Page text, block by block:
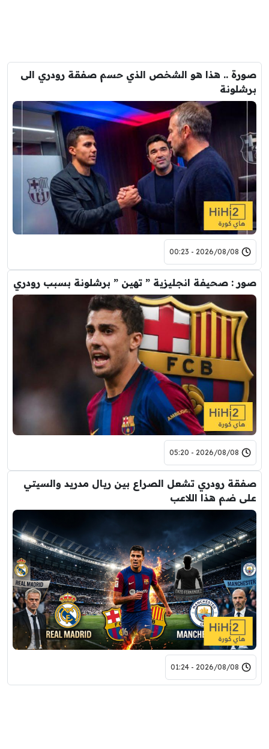
صورة .. هذا هو الشخص الذي حسم صفقة رودري الى
برشلونة
2026/08/08 - 00:23
صور : صحيفة انجليزية ” تهين ” برشلونة بسبب رودري
2026/08/08 - 05:20
صفقة رودري تشعل الصراع بين ريال مدريد والسيتي
على ضم هذا اللاعب
2026/08/08 - 01:24